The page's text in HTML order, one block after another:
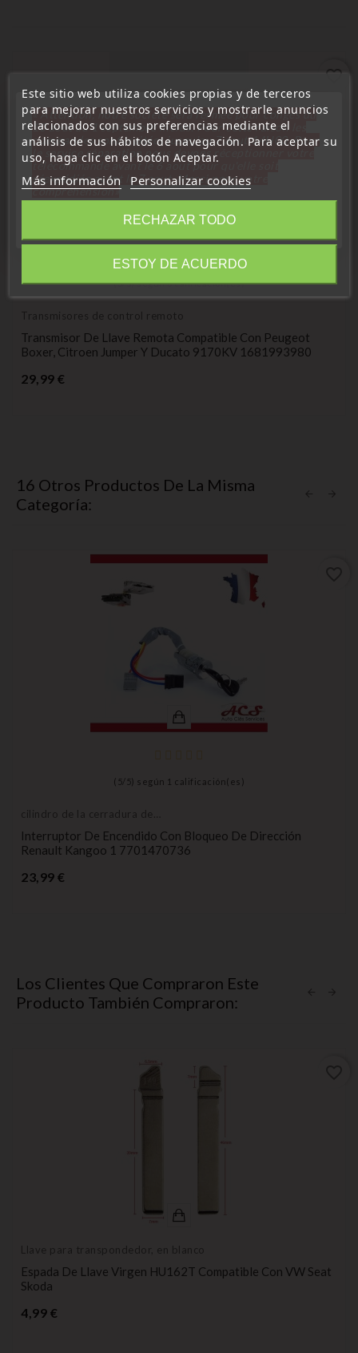
(5/5) según3calificación(es)
Transmisores de control remoto
Transmisor De Llave Remota Compatible Con Peugeot
Boxer, Citroen Jumper Y Ducato 9170KV 1681993980
29,99 €
favorite_border
16 Otros Productos De La Misma
Categoría:
( 5/ 5) según 1 calificación(es)
cilindro de la cerradura de
Interruptor De Encendido Con Bloqueo De Dirección
Renault Kangoo 1 7701470736
23,99 €
Los Clientes Que Compraron Este
Producto También Compraron:
Llave para transpondedor, en blanco
Espada De Llave Virgen HU162T Compatible Con VW Seat
Skoda
4,99 €
Este sitio web utiliza cookies propias y de terceros
para mejorar nuestros servicios y mostrarle anuncios
relacionados con sus preferencias mediante el
análisis de sus hábitos de navegación. Para aceptar su
uso, haga clic en el botón Aceptar.
Más información Personalizar cookies
RECHAZAR TODO
ESTOY DE ACUERDO
« Attention, notre société sera fermée pour congés du
10 aout au 1 septembre inclus. Pour cette raison les
commandes sont traitées jusqu'au 7 aout
14H00. Pour
le service réparation nous devons réceptionner votre
télécommande avant le 6 aout pour qu'elle soit
réexpédiée avant le 7 aout. Merci pour votre
compréhension»
Cerrar
Information